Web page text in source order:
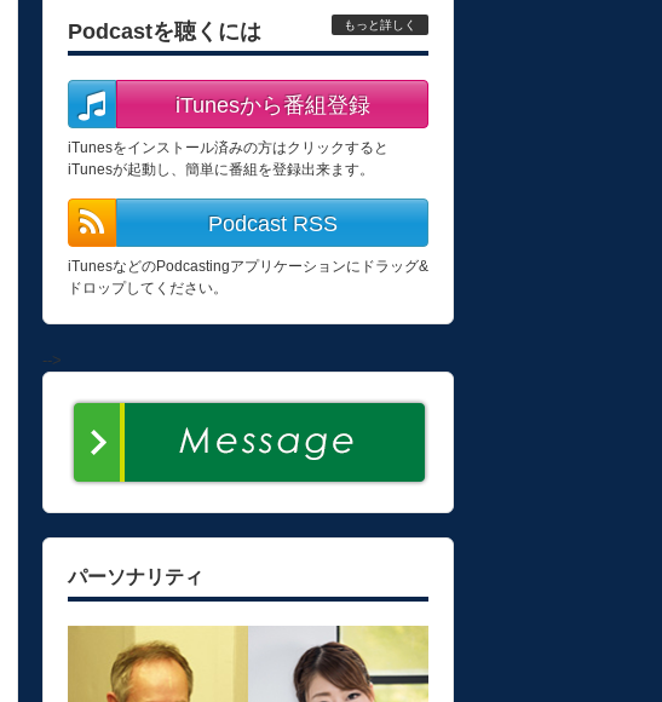
Podcastを聴くには もっと詳しく
iTunesから番組登録
iTunesをインストール済みの方はクリックすると
iTunesが起動し、簡単に番組を登録出来ます。
Podcast RSS
iTunesなどのPodcastingアプリケーションにドラッグ&
ドロップしてください。
-->
パーソナリティ